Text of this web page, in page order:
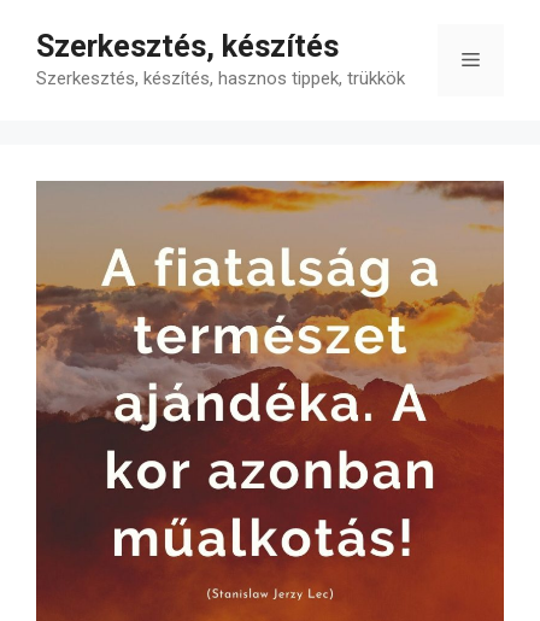
tartalomba
Szerkesztés, készítés
Szerkesztés, készítés, hasznos tippek, trükkök
Menü